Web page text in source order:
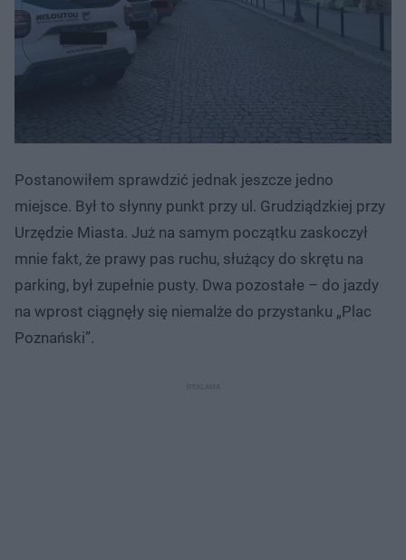
Postanowiłem sprawdzić jednak jeszcze jedno
miejsce. Był to słynny punkt przy ul. Grudziądzkiej przy
Urzędzie Miasta. Już na samym początku zaskoczył
mnie fakt, że prawy pas ruchu, służący do skrętu na
parking, był zupełnie pusty. Dwa pozostałe – do jazdy
na wprost ciągnęły się niemalże do przystanku „Plac
Poznański”.